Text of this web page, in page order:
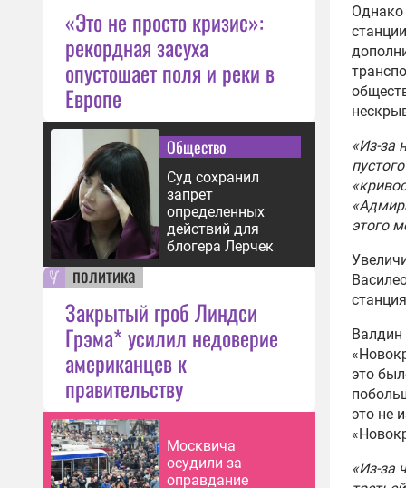
«Это не просто кризис»:
рекордная засуха
опустошает поля и реки в
Европе
Общество
Суд сохранил
запрет
определенных
действий для
блогера Лерчек
политика
Закрытый гроб Линдси
Грэма* усилил недоверие
американцев к
правительству
Москвича
осудили за
оправдание
пор
ЧМ-
09:54
04:24
ЧМ-
В
11:16
в
Однако
«Из-за
этого
Валдин
это
это не
«Из-за